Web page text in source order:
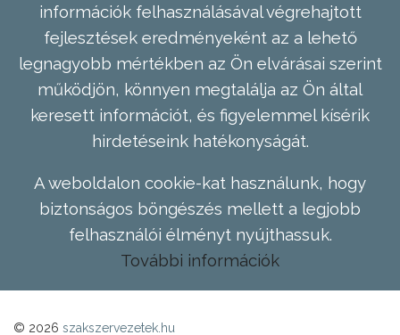
információk felhasználásával végrehajtott
fejlesztések eredményeként az a lehető
legnagyobb mértékben az Ön elvárásai szerint
működjön, könnyen megtalálja az Ön által
keresett információt, és figyelemmel kísérik
hirdetéseink hatékonyságát.
A weboldalon cookie-kat használunk, hogy
biztonságos böngészés mellett a legjobb
felhasználói élményt nyújthassuk.
További információk
© 2026 szakszervezetek.hu